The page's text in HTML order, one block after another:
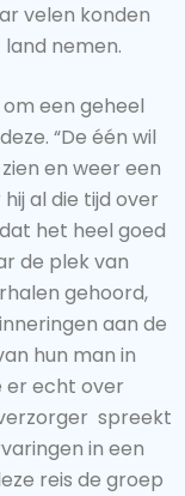
velen konden
nemen.
een geheel
“De één wil
en weer een
al die tijd over
het heel goed
de plek van
gehoord,
aan de
hun man in
er echt over
spreekt
in een
reis de groep